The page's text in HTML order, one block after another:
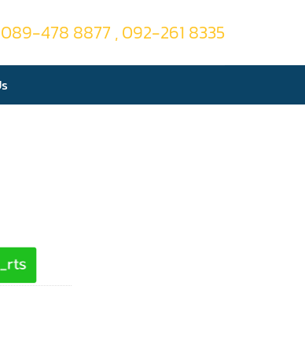
089-478 8877 , 092-261 8335